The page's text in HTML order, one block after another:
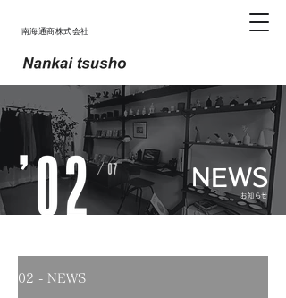
南海通商株式会社
お知らせ
NEWS
02 - NEWS